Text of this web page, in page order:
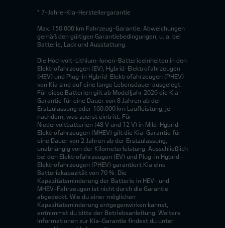
* 7-Jahre-Kia-Herstellergarantie
Max. 150.000 km Fahrzeug-Garantie. Abweichungen
gemäß den gültigen Garantiebedingungen, u. a. bei
Batterie, Lack und Ausstattung.
Die Hochvolt-Lithium-Ionen-Batterieeinheiten in den
Elektrofahrzeugen (EV), Hybrid-Elektrofahrzeugen
(HEV) und Plug-in Hybrid-Elektrofahrzeugen (PHEV)
von Kia sind auf eine lange Lebensdauer ausgelegt.
Für diese Batterien gilt ab Modelljahr 2026 die Kia-
Garantie für eine Dauer von 8 Jahren ab der
Erstzulassung oder 160.000 km Laufleistung, je
nachdem, was zuerst eintritt. Für
Niedervoltbatterien (48 V und 12 V) in Mild-Hybrid-
Elektrofahrzeugen (MHEV) gilt die Kia-Garantie für
eine Dauer von 2 Jahren ab der Erstzulassung,
unabhängig von der Kilometerleistung. Ausschließlich
bei den Elektrofahrzeugen (EV) und Plug-in Hybrid-
Elektrofahrzeugen (PHEV) garantiert Kia eine
Batteriekapazität von 70 %. Die
Kapazitätsminderung der Batterie in HEV- und
MHEV-Fahrzeugen ist nicht durch die Garantie
abgedeckt. Wie du einer möglichen
Kapazitätsminderung entgegenwirken kannst,
entnimmst du bitte der Betriebsanleitung. Weitere
Informationen zur Kia-Garantie findest du unter